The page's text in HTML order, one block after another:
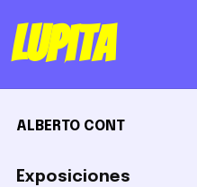
Lupita
ALBERTO CONT
Exposiciones